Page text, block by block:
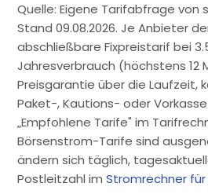
Quelle: Eigene Tarifabfrage
Stand 09.08.2026. Je Anbieter
abschließbare Fixpreistarif bei
Jahresverbrauch (höchstens 12
Preisgarantie über die Laufzeit,
Paket-, Kautions- oder
„Empfohlene Tarife" im
Börsenstrom-Tarife sind
ändern sich täglich,
Postleitzahl imStromrechner